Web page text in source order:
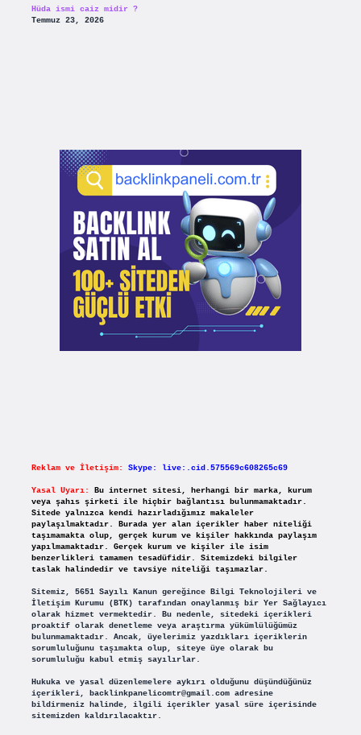
Hüda ismi caiz midir ?
Temmuz 23, 2026
Reklam ve İletişim: Skype: live:.cid.575569c608265c69
Yasal Uyarı:
Bu internet sitesi, herhangi bir marka, kurum
veya şahıs şirketi ile hiçbir bağlantısı bulunmamaktadır.
Sitede yalnızca kendi hazırladığımız makaleler
paylaşılmaktadır. Burada yer alan içerikler haber niteliği
taşımamakta olup, gerçek kurum ve kişiler hakkında paylaşım
yapılmamaktadır. Gerçek kurum ve kişiler ile isim
benzerlikleri tamamen tesadüfidir. Sitemizdeki bilgiler
taslak halindedir ve tavsiye niteliği taşımazlar.
Sitemiz, 5651 Sayılı Kanun gereğince Bilgi Teknolojileri ve
İletişim Kurumu (BTK) tarafından onaylanmış bir Yer Sağlayıcı
olarak hizmet vermektedir. Bu nedenle, sitedeki içerikleri
proaktif olarak denetleme veya araştırma yükümlülüğümüz
bulunmamaktadır. Ancak, üyelerimiz yazdıkları içeriklerin
sorumluluğunu taşımakta olup, siteye üye olarak bu
sorumluluğu kabul etmiş sayılırlar.
Hukuka ve yasal düzenlemelere aykırı olduğunu düşündüğünüz
içerikleri, backlinkpanelicomtr@gmail.comadresine
bildirmeniz halinde, ilgili içerikler yasal süre içerisinde
sitemizden kaldırılacaktır.